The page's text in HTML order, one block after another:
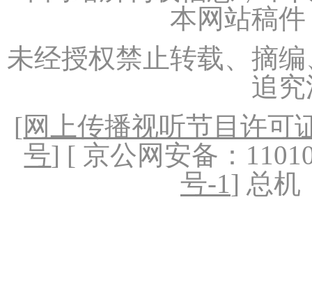
本网站稿
未经授权禁止转载、摘
追
[网上传播视听节目许可
号] [ 京公网安备：
号-1] 总机